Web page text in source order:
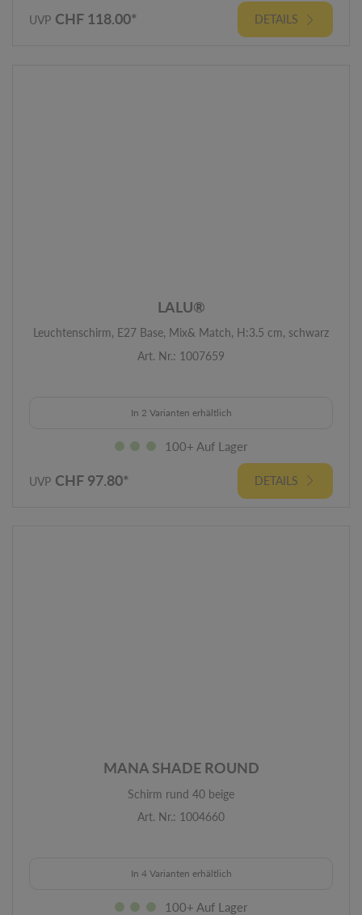
UVP CHF 118.00* DETAILS
LALU®
Leuchtenschirm, E27 Base, Mix& Match, H:3.5 cm, schwarz
Art. Nr.: 1007659
In 2 Varianten erhältlich
100+ Auf Lager
UVP CHF 97.80* DETAILS
MANA SHADE ROUND
Schirm rund 40 beige
Art. Nr.: 1004660
In 4 Varianten erhältlich
100+ Auf Lager